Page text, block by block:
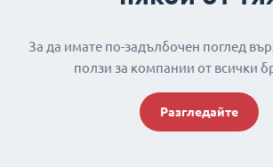
За да имате по-задълбочен поглед
ползи за компании от всички
Разгледайте